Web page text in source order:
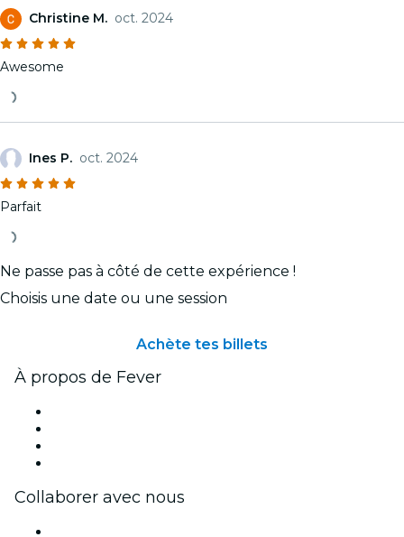
Christine M. oct. 2024
Awesome
Ines P. oct. 2024
Parfait
Ne passe pas à côté de cette expérience !
Choisis une date ou une session
Achète tes billets
À propos de Fever
Collaborer avec nous